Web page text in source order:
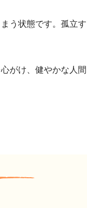
う状態です。孤立す
心がけ、健やかな人間